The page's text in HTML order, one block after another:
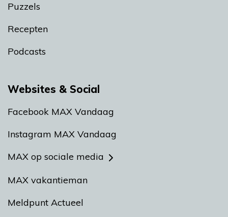
Puzzels
Recepten
Podcasts
Websites & Social
Facebook MAX Vandaag
Instagram MAX Vandaag
MAX op sociale media
MAX vakantieman
Meldpunt Actueel